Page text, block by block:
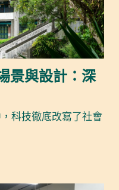
景與設計：深
科技徹底改寫了社會